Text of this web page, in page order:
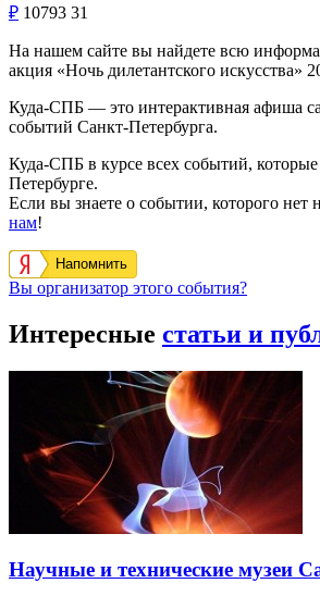
₽ 10793 31
На нашем сайте вы найдете всю
акция «Ночь дилетантского искусства»
Куда-СПБ — это интерактивная афиша
событий Санкт-Петербурга.
Куда-СПБ в курсе всех событий,
Петербурге.
Если вы знаете о событии, которого нет
нам!
Напомнить
Вы организатор этого события?
Интересные статьи и
Научные и технические музеи